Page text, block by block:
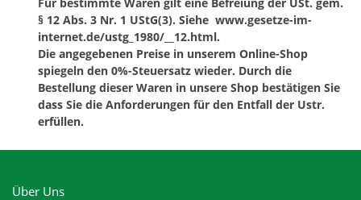
§ 12 Abs. 3 Nr. 1 UStG(3). Siehe www.gesetze-im-
internet.de/ustg_1980/__12.html.
Die angegebenen Preise in unserem Online-Shop
spiegeln den 0%-Steuersatz wieder. Durch die
Bestellung dieser Waren in unsere Shop bestätigen Sie
dass Sie die Anforderungen für den Entfall der Ustr.
erfüllen.
Über Uns